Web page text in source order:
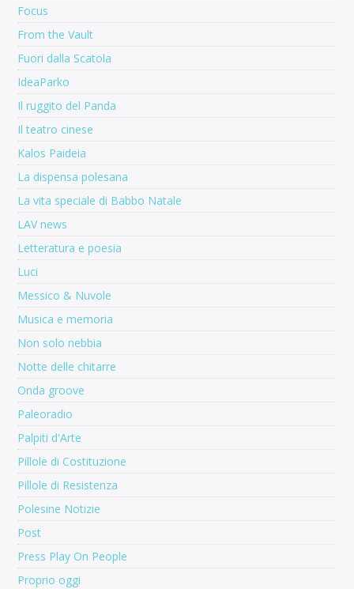
Focus
From the Vault
Fuori dalla Scatola
IdeaParko
Il ruggito del Panda
Il teatro cinese
Kalos Paideia
La dispensa polesana
La vita speciale di Babbo Natale
LAV news
Letteratura e poesia
Luci
Messico & Nuvole
Musica e memoria
Non solo nebbia
Notte delle chitarre
Onda groove
Paleoradio
Palpiti d'Arte
Pillole di Costituzione
Pillole di Resistenza
Polesine Notizie
Post
Press Play On People
Proprio oggi